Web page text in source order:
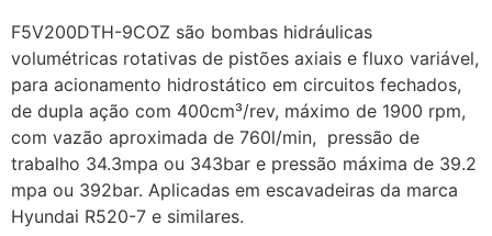
F5V200DTH-9COZ são bombas hidráulicas
volumétricas rotativas de pistões axiais e fluxo variável,
para acionamento hidrostático em circuitos fechados,
de dupla ação com 400cm³/rev, máximo de 1900 rpm,
com vazão aproximada de 760l/min, pressão de
trabalho 34.3mpa ou 343bar e pressão máxima de 39.2
mpa ou 392bar. Aplicadas em escavadeiras da marca
Hyundai R520-7 e similares.